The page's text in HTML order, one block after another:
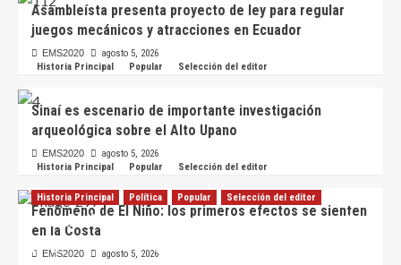
Asambleísta presenta proyecto de ley para regular
juegos mecánicos y atracciones en Ecuador
EMS2020
agosto 5, 2026
Historia Principal
Popular Selección del editor
Sinaí es escenario de importante investigación
arqueológica sobre el Alto Upano
EMS2020
agosto 5, 2026
Historia Principal
Popular Selección del editor
Fenómeno de El Niño: los primeros efectos se sienten
en la Costa
EMS2020 agosto 5, 2026
Historia Principal Política Popular Selección del editor
Asambleísta presenta proyecto de ley para regular